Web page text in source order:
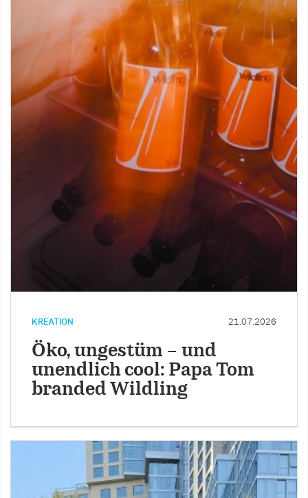
KREATION 21.07.2026
Öko, ungestüm – und
unendlich cool: Papa Tom
branded Wildling